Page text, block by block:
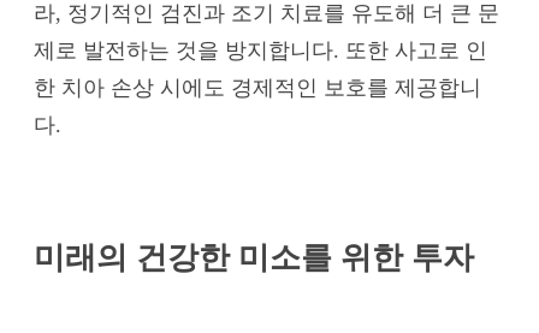
라, 정기적인 검진과 조기 치료를 유도해 더 큰 문
제로 발전하는 것을 방지합니다. 또한 사고로 인
한 치아 손상 시에도 경제적인 보호를 제공합니
다.
미래의 건강한 미소를 위한 투자